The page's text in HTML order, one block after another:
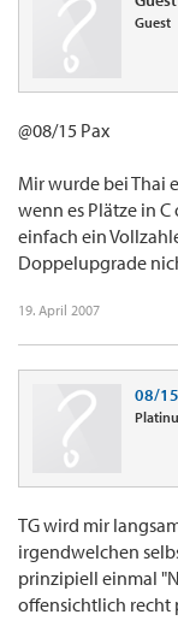
Guest
@08/15 Pax
Mir wurde bei Thai
wenn es Plätze in
einfach ein
Doppelupgrade
19. April 2007
08/
TG wird mir
irgendwelchen
prinzipiell einmal
offensichtlich recht